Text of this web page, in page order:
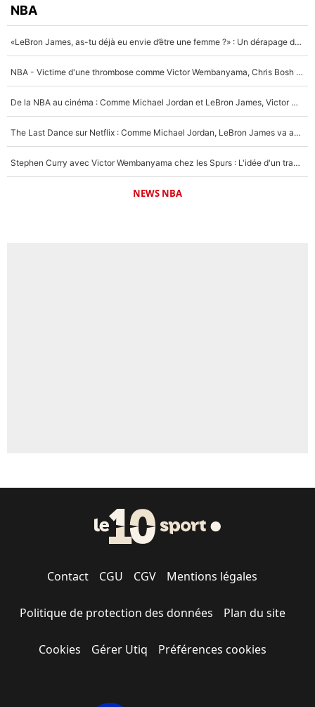
NBA
«LeBron James, as-tu déjà eu envie d’être une femme ?» : Un dérapage de Donald Trump sur la superstar de la NBA refait surface
NBA - Victime d'une thrombose comme Victor Wembanyama, Chris Bosh prévient le Français des risques sur sa santé : «J’ai failli mourir sur le coup et j’ai été ramené à la vie»
De la NBA au cinéma : Comme Michael Jordan et LeBron James, Victor Wembanyama rêve d'une carrière d'acteur !
The Last Dance sur Netflix : Comme Michael Jordan, LeBron James va avoir le droit à sa série !
Stephen Curry avec Victor Wembanyama chez les Spurs : L'idée d'un trade historique est lancée en NBA !
NEWS NBA
Contact CGU CGV Mentions légales
Politique de protection des données Plan du site
Cookies Gérer Utiq Préférences cookies